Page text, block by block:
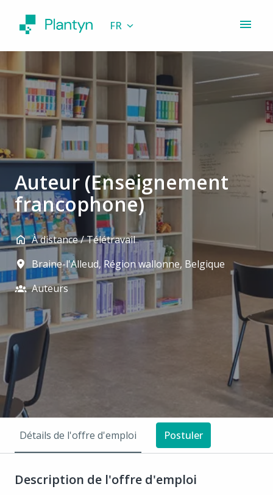
contenuPage d'accueil FR
Auteur (Enseignement
francophone)
À distance / Télétravail
Braine-l'Alleud, Région wallonne, Belgique
Auteurs
Détails de l'offre d'emploi Postuler
Description de l'offre d'emploi